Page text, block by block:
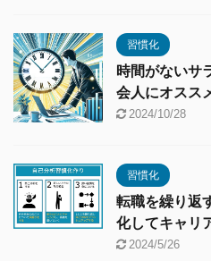
習慣化
時間がないサ
会人にオスス
2024/10/28
習慣化
転職を繰り返
化してキャリ
2024/5/26